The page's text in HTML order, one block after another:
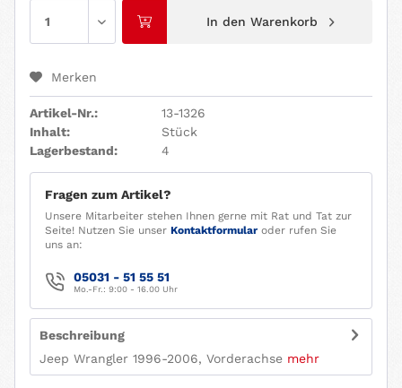
In den Warenkorb
Merken
Artikel-Nr.:
13-1326
Inhalt:
Stück
Lagerbestand:
4
Fragen zum Artikel?
Unsere Mitarbeiter stehen Ihnen gerne mit Rat und Tat zur
Seite! Nutzen Sie unser Kontaktformular oder rufen Sie
uns an:
05031 - 51 55 51
Mo.-Fr.: 9:00 - 16.00 Uhr
Beschreibung
Jeep Wrangler 1996-2006, Vorderachse mehr